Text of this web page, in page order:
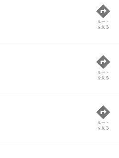
ルート
を見る
ルート
を見る
ルート
を見る